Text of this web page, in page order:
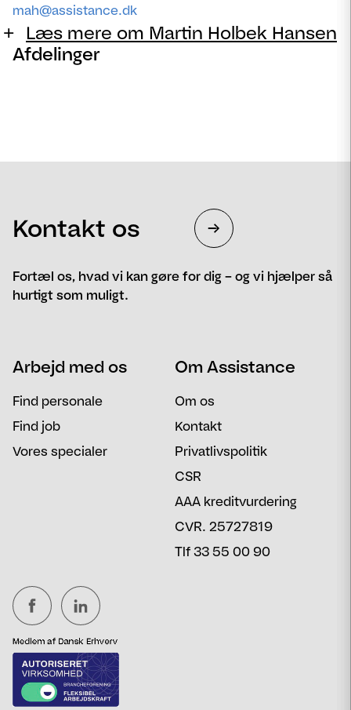
mah@assistance.dk
Læs mere om Martin Holbek Hansen
Afdelinger
Kontakt os
Fortæl os, hvad vi kan gøre for dig – og vi hjælper så
hurtigt som muligt.
Email Besked
Arbejd med os
Find personale
Find job
Vores specialer
Om Assistance
Om os
Kontakt
Privatlivspolitik
CSR
AAA kreditvurdering
CVR. 25727819
Tlf 33 55 00 90